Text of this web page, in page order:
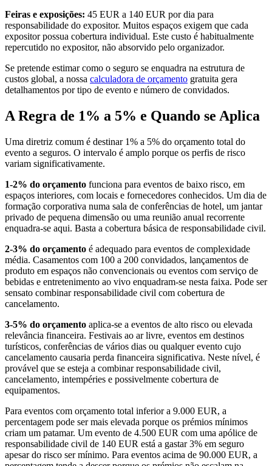
Feiras e exposições: 45 EUR a 140 EUR por dia para
responsabilidade do expositor. Muitos espaços exigem que cada
expositor possua cobertura individual. Este custo é habitualmente
repercutido no expositor, não absorvido pelo organizador.
Se pretende estimar como o seguro se enquadra na estrutura de
custos global, a nossa calculadora de orçamento gratuita gera
detalhamentos por tipo de evento e número de convidados.
A Regra de 1% a 5% e Quando se Aplica
Uma diretriz comum é destinar 1% a 5% do orçamento total do
evento a seguros. O intervalo é amplo porque os perfis de risco
variam significativamente.
1-2% do orçamento funciona para eventos de baixo risco, em
espaços interiores, com locais e fornecedores conhecidos. Um dia de
formação corporativa numa sala de conferências de hotel, um jantar
privado de pequena dimensão ou uma reunião anual recorrente
enquadra-se aqui. Basta a cobertura básica de responsabilidade civil.
2-3% do orçamento é adequado para eventos de complexidade
média. Casamentos com 100 a 200 convidados, lançamentos de
produto em espaços não convencionais ou eventos com serviço de
bebidas e entretenimento ao vivo enquadram-se nesta faixa. Pode ser
sensato combinar responsabilidade civil com cobertura de
cancelamento.
3-5% do orçamento aplica-se a eventos de alto risco ou elevada
relevância financeira. Festivais ao ar livre, eventos em destinos
turísticos, conferências de vários dias ou qualquer evento cujo
cancelamento causaria perda financeira significativa. Neste nível, é
provável que se esteja a combinar responsabilidade civil,
cancelamento, intempéries e possivelmente cobertura de
equipamentos.
Para eventos com orçamento total inferior a 9.000 EUR, a
percentagem pode ser mais elevada porque os prémios mínimos
criam um patamar. Um evento de 4.500 EUR com uma apólice de
responsabilidade civil de 140 EUR está a gastar 3% em seguro
apesar do risco ser mínimo. Para eventos acima de 90.000 EUR, a